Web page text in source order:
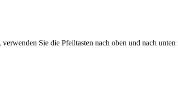
Sie die Pfeiltasten nach oben und nach